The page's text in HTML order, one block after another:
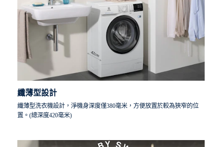
纖薄型設計
纖薄型洗衣機設計，淨機身深度僅380毫米，方便放置於較為狹窄的位
置。(總深度420毫米)